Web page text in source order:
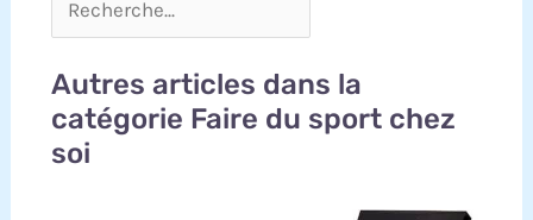
Autres articles dans la
catégorie Faire du sport chez
soi